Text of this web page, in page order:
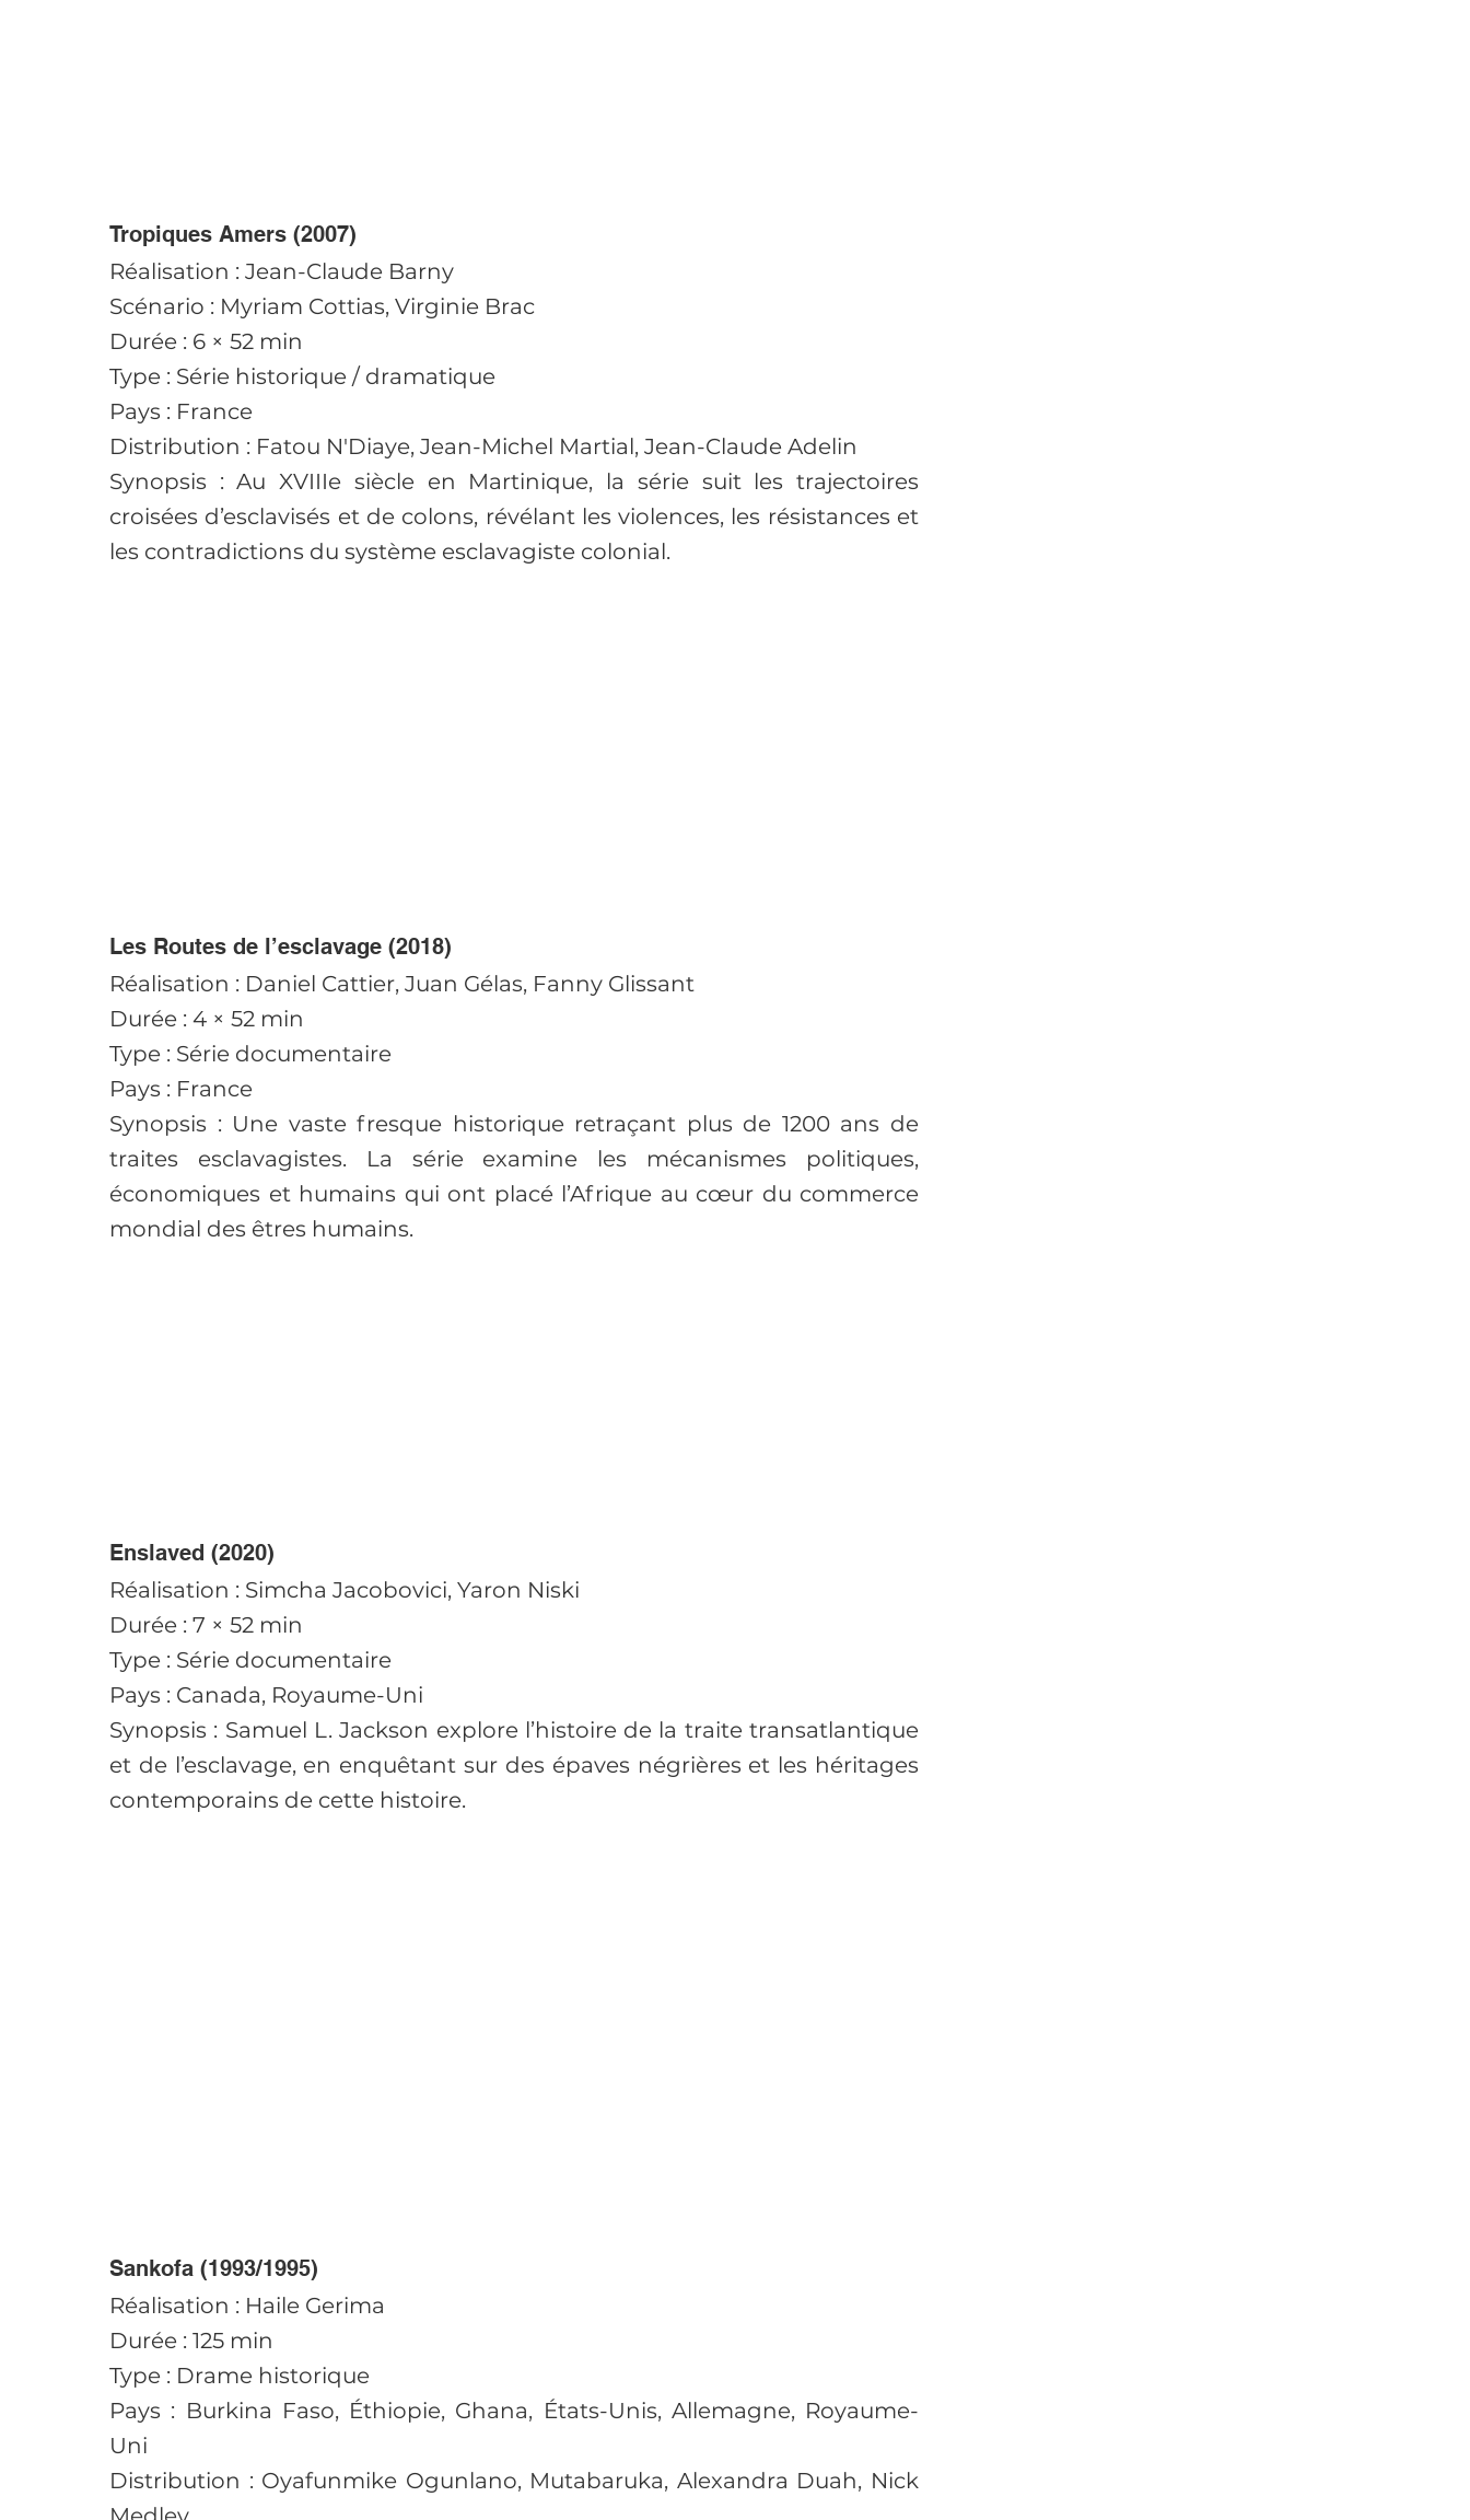
Tropiques Amers (2007)
Réalisation : Jean-Claude Barny
Scénario : Myriam Cottias, Virginie Brac
Durée : 6 × 52 min
Type : Série historique / dramatique
Pays : France
Distribution : Fatou N'Diaye, Jean-Michel Martial, Jean-Claude Adelin
Synopsis : Au XVIIIe siècle en Martinique, la série suit les trajectoires
croisées d’esclavisés et de colons, révélant les violences, les résistances et
les contradictions du système esclavagiste colonial.
Les Routes de l’esclavage (2018)
Réalisation : Daniel Cattier, Juan Gélas, Fanny Glissant
Durée : 4 × 52 min
Type : Série documentaire
Pays : France
Synopsis : Une vaste fresque historique retraçant plus de 1200 ans de
traites esclavagistes. La série examine les mécanismes politiques,
économiques et humains qui ont placé l’Afrique au cœur du commerce
mondial des êtres humains.
Enslaved (2020)
Réalisation : Simcha Jacobovici, Yaron Niski
Durée : 7 × 52 min
Type : Série documentaire
Pays : Canada, Royaume-Uni
Synopsis : Samuel L. Jackson explore l’histoire de la traite transatlantique
et de l’esclavage, en enquêtant sur des épaves négrières et les héritages
contemporains de cette histoire.
Sankofa (1993/1995)
Réalisation : Haile Gerima
Durée : 125 min
Type : Drame historique
Pays : Burkina Faso, Éthiopie, Ghana, États-Unis, Allemagne, Royaume-
Uni
Distribution : Oyafunmike Ogunlano, Mutabaruka, Alexandra Duah, Nick